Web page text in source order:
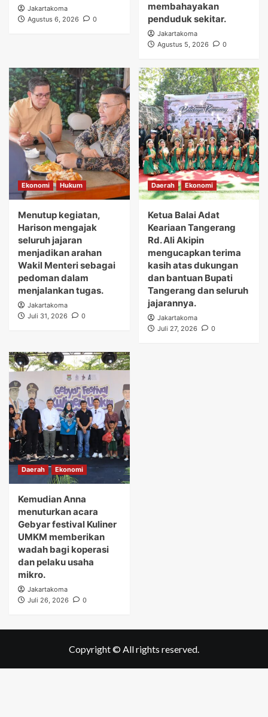
Jakartakoma
Agustus 6, 2026
0
membahayakan
penduduk sekitar.
Jakartakoma
Agustus 5, 2026
0
Ekonomi Hukum
Menutup kegiatan,
Harison mengajak
seluruh jajaran
menjadikan arahan
Wakil Menteri sebagai
pedoman dalam
menjalankan tugas.
Jakartakoma
Juli 31, 2026
0
Daerah Ekonomi
Ketua Balai Adat
Keariaan Tangerang
Rd. Ali Akipin
mengucapkan terima
kasih atas dukungan
dan bantuan Bupati
Tangerang dan seluruh
jajarannya.
Jakartakoma
Juli 27, 2026
0
Daerah Ekonomi
Kemudian Anna
menuturkan acara
Gebyar festival Kuliner
UMKM memberikan
wadah bagi koperasi
dan pelaku usaha
mikro.
Jakartakoma
Juli 26, 2026
0
Copyright © All rights reserved.